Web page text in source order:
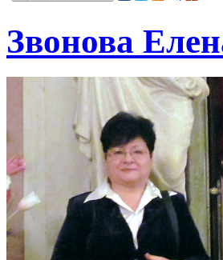
Звонова